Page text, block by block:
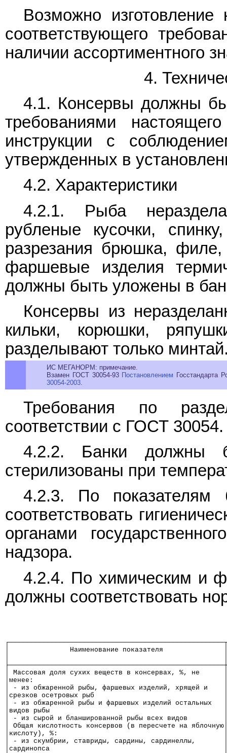
Возможно изготовление
соответствующего
наличии ассортиментного
4.
4.1. Консервы должны
требованиями
инструкции с
утвержденных в
4.2. Характеристики
4.2.1. Рыба
рубленые кусочки,
разрезания брюшка,
фаршевые изделия
должны быть уложены в
Консервы из
кильки, корюшки,
разделывают только
ИС МЕГАНОРМ: примечание.
Взамен ГОСТ 30054-93 Постановлением Госстандарта
30054-2003.
Требования по
соответствии с ГОСТ 30054.
4.2.2. Банки должны
стерилизованы при
4.2.3. По показателям
соответствовать
органами
надзора.
4.2.4. По химическим и
должны соответствовать
│               Наименование показателя               │
│ Массовая доля сухих веществ в консервах, %, не
│менее:                                               │
│ - из обжаренной рыбы, фаршевых изделий,
│срезков осетровых рыб
│ - из обжаренной рыбы и фаршевых изделий
│видов рыбы
│ - из сырой и бланшированной рыбы всех видов
│ Общая кислотность консервов (в пересчете на
│кислоту), %:                                         │
│ - из скумбрии, ставриды, сардины, сардинеллы,
│сардинопса